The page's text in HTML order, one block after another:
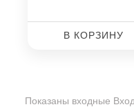
В КОРЗИНУ
Показаны входные